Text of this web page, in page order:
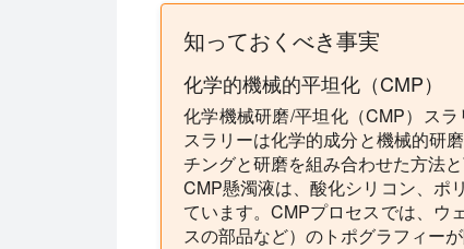
知っておくべき事実
化学的機械的平坦化（CMP）
化学機械研磨/平坦化（CMP）ス
スラリーは化学的成分と機械的研
チングと研磨を組み合わせた方法と
CMP懸濁液は、酸化シリコン、ポ
ています。CMPプロセスでは、ウ
スの部品など）のトポグラフィーが